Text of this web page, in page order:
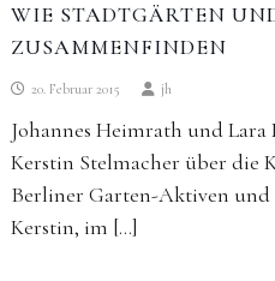
WIE STADTGÄRTEN
ZUSAMMENFINDEN
20. Februar 2015 jh
Johannes Heimrath und
Kerstin Stelmacher über die
Berliner Garten-Aktiven und
Kerstin, im […]